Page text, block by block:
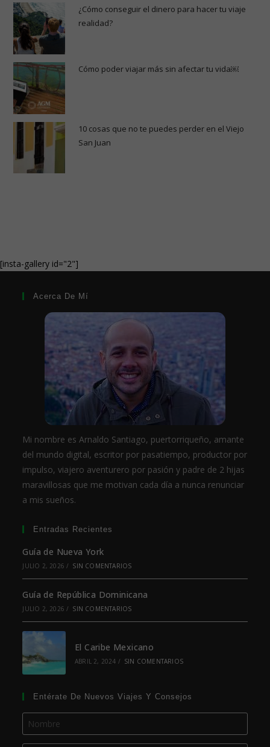
¿Cómo conseguir el dinero para hacer tu viaje
realidad?
Cómo poder viajar más sin afectar tu vida￼
10 cosas que no te puedes perder en el Viejo
San Juan
[insta-gallery id="2"]
Acerca De Mí
Mi nombre es Arnaldo Santiago, puertorriqueño, amante
del mundo digital, escritor por pasatiempo, productor por
impulso, viajero aventurero por pasión y padre de 2 hijas
maravillosas que me motivan cada día a nunca renunciar
a mis sueños.
Entradas Recientes
Guía de Nueva York
JULIO 2, 2026 / SIN COMENTARIOS
Guía de República Dominicana
JULIO 2, 2026 / SIN COMENTARIOS
El Caribe Mexicano
ABRIL 2, 2024 / SIN COMENTARIOS
Entérate De Nuevos Viajes Y Consejos